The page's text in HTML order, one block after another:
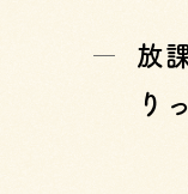
放
り